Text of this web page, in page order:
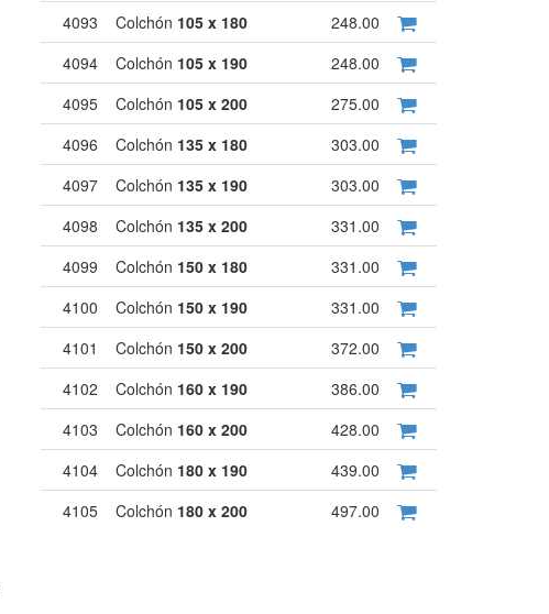
4093
Colchón 105 x 180
248.00
4094
Colchón 105 x 190
248.00
4095
Colchón 105 x 200
275.00
4096
Colchón 135 x 180
303.00
4097
Colchón 135 x 190
303.00
4098
Colchón 135 x 200
331.00
4099
Colchón 150 x 180
331.00
4100
Colchón 150 x 190
331.00
4101
Colchón 150 x 200
372.00
4102
Colchón 160 x 190
386.00
4103
Colchón 160 x 200
428.00
4104
Colchón 180 x 190
439.00
4105
Colchón 180 x 200 497.00